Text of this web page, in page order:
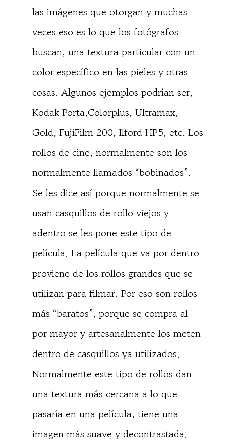
las imágenes que otorgan y muchas
veces eso es lo que los fotógrafos
buscan, una textura particular con un
color específico en las pieles y otras
cosas. Algunos ejemplos podrían ser,
Kodak Porta,Colorplus, Ultramax,
Gold, FujiFilm 200, Ilford HP5, etc. Los
rollos de cine, normalmente son los
normalmente llamados “bobinados”.
Se les dice así porque normalmente se
usan casquillos de rollo viejos y
adentro se les pone este tipo de
película. La película que va por dentro
proviene de los rollos grandes que se
utilizan para filmar. Por eso son rollos
más “baratos”, porque se compra al
por mayor y artesanalmente los meten
dentro de casquillos ya utilizados.
Normalmente este tipo de rollos dan
una textura más cercana a lo que
pasaría en una película, tiene una
imagen más suave y decontrastada.